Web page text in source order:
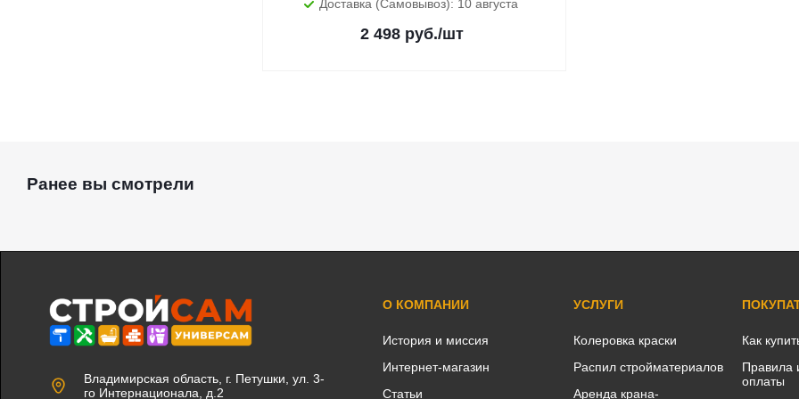
Доставка (Самовывоз): 10 августа
2 498руб./шт
Ранее вы смотрели
Владимирская область, г. Петушки, ул. 3-
го Интернационала, д.2
О КОМПАНИИ
История и миссия
Интернет-магазин
Статьи
УСЛУГИ
Колеровка краски
Распил стройматериалов
Аренда крана-
Как
Правила
оплаты